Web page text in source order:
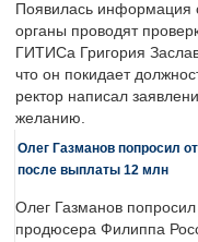
Появилась информация
органы проводят
ГИТИСа Григория
что он покидает
ректор написал
желанию.
Олег Газманов попросил
после выплаты 12 млн
Олег Газманов
продюсера Филиппа